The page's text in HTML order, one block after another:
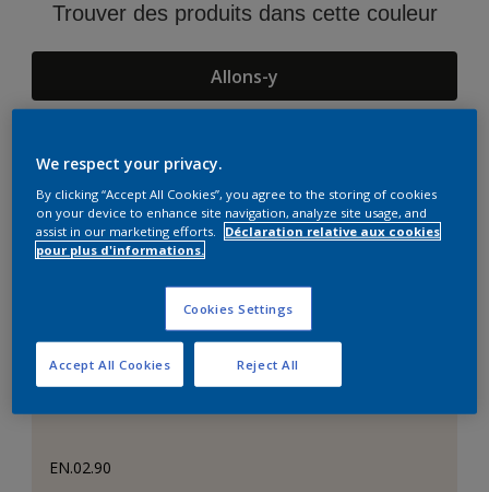
Trouver des produits dans cette couleur
Allons-y
Suggestions d'Harmonies
EN.02.90
We respect your privacy.
By clicking “Accept All Cookies”, you agree to the storing of cookies
on your device to enhance site navigation, analyze site usage, and
assist in our marketing efforts.
Déclaration relative aux cookies
pour plus d'informations.
Cookies Settings
Reject All
Accept All Cookies